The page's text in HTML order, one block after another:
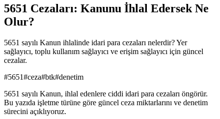
5651 Cezaları: Kanunu İhlal Edersek Ne
Olur?
5651 sayılı Kanun ihlalinde idari para cezaları nelerdir? Yer
sağlayıcı, toplu kullanım sağlayıcı ve erişim sağlayıcı için güncel
cezalar.
#5651#ceza#btk#denetim
5651 sayılı Kanun, ihlal edenlere ciddi idari para cezaları öngörür.
Bu yazıda işletme türüne göre güncel ceza miktarlarını ve denetim
sürecini açıklıyoruz.